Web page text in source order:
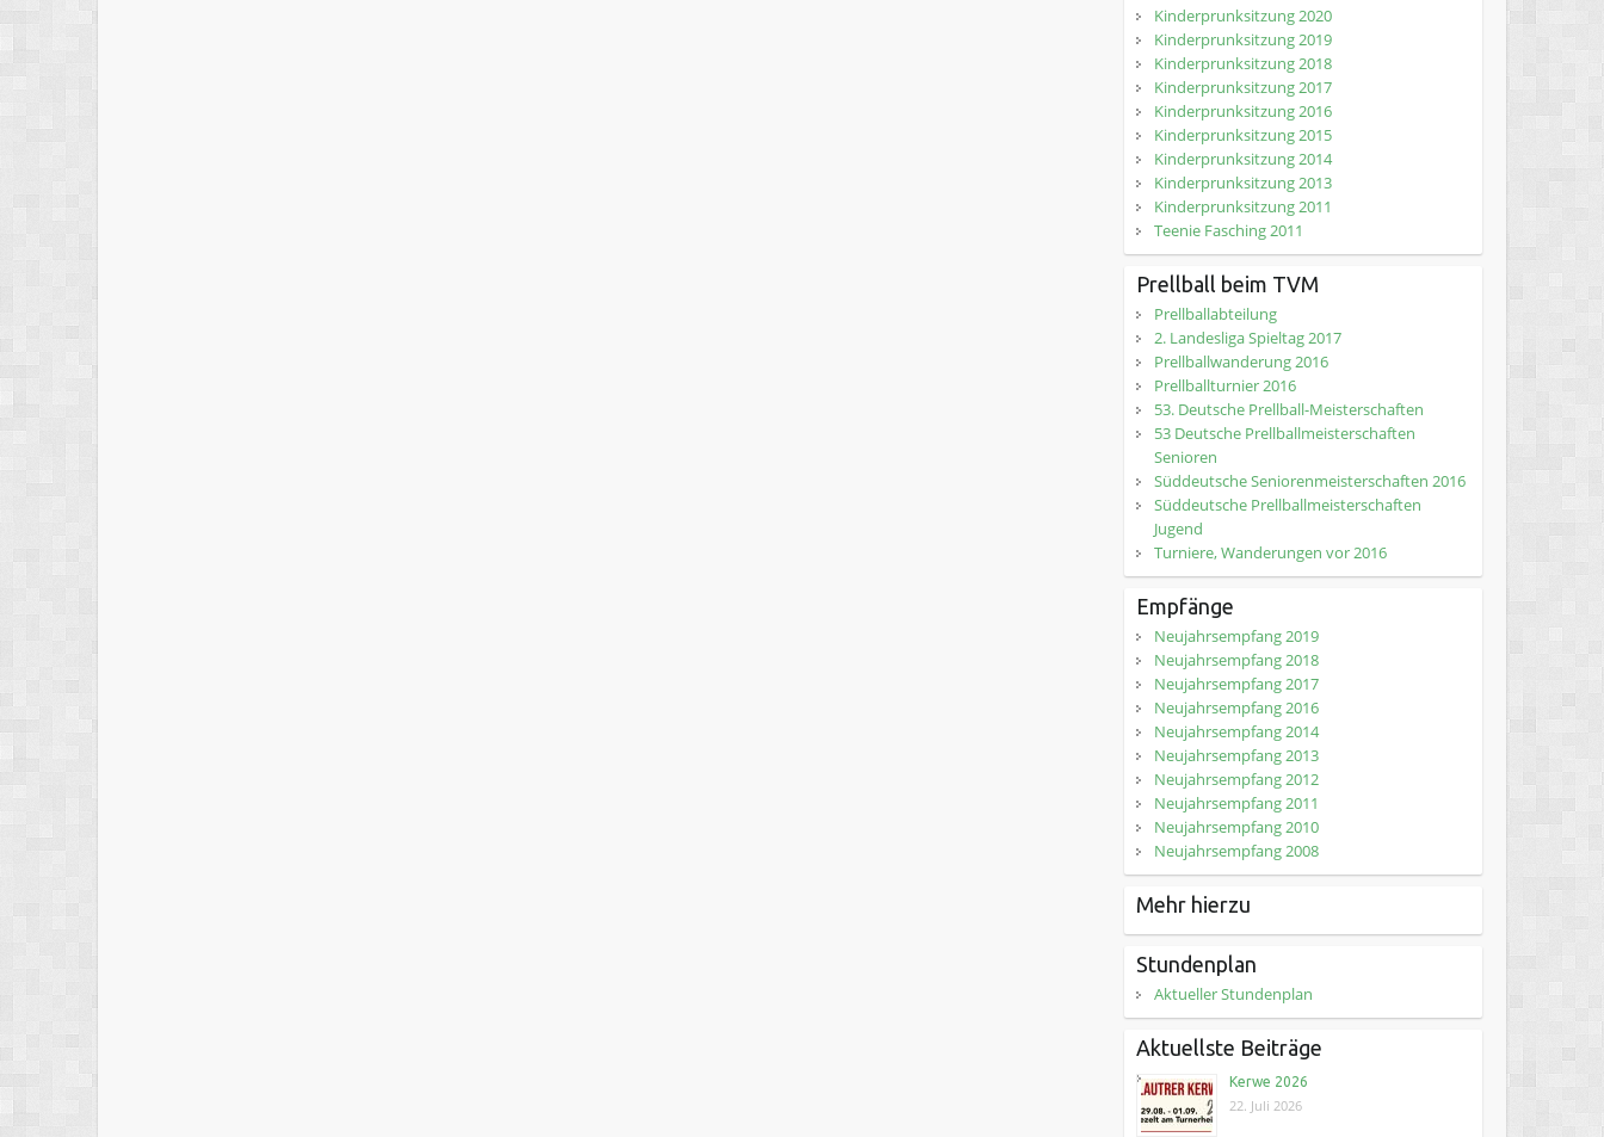
Kinderprunksitzung 2020
Kinderprunksitzung 2019
Kinderprunksitzung 2018
Kinderprunksitzung 2017
Kinderprunksitzung 2016
Kinderprunksitzung 2015
Kinderprunksitzung 2014
Kinderprunksitzung 2013
Kinderprunksitzung 2011
Teenie Fasching 2011
Prellball beim TVM
Prellballabteilung
2. Landesliga Spieltag 2017
Prellballwanderung 2016
Prellballturnier 2016
53. Deutsche Prellball-Meisterschaften
53 Deutsche Prellballmeisterschaften
Senioren
Süddeutsche Seniorenmeisterschaften 2016
Süddeutsche Prellballmeisterschaften
Jugend
Turniere, Wanderungen vor 2016
Empfänge
Neujahrsempfang 2019
Neujahrsempfang 2018
Neujahrsempfang 2017
Neujahrsempfang 2016
Neujahrsempfang 2014
Neujahrsempfang 2013
Neujahrsempfang 2012
Neujahrsempfang 2011
Neujahrsempfang 2010
Neujahrsempfang 2008
Mehr hierzu
Stundenplan
Aktueller Stundenplan
Aktuellste Beiträge
Kerwe 2026
22. Juli 2026